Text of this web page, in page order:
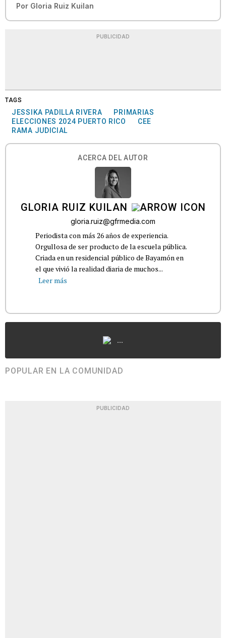
Por Gloria Ruiz Kuilan
PUBLICIDAD
TAGS
JESSIKA PADILLA RIVERA
PRIMARIAS
ELECCIONES 2024 PUERTO RICO
CEE
RAMA JUDICIAL
ACERCA DEL AUTOR
GLORIA RUIZ KUILAN
gloria.ruiz@gfrmedia.com
Periodista con más 26 años de experiencia.
Orgullosa de ser producto de la escuela pública.
Criada en un residencial público de Bayamón en
el que vivió la realidad diaria de muchos...
Leer más
...
POPULAR EN LA COMUNIDAD
PUBLICIDAD